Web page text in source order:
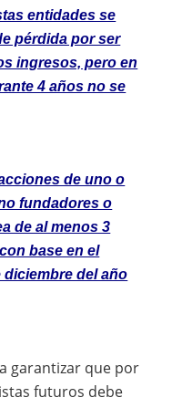
entidades se
pérdida por ser
ingresos, pero en
4 años no se
de uno o
fundadores o
de al menos 3
base en el
del año
garantizar que por
futuros debe